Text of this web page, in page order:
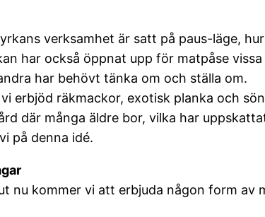
verksamhet är satt på paus-läge,
har också öppnat upp för matpåse
har behövt tänka om och ställa om.
erbjöd räkmackor, exotisk planka och
där många äldre bor, vilka har
på denna idé.
nu kommer vi att erbjuda någon form